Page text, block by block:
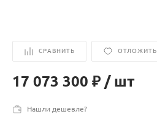
СРАВНИТЬ ОТЛОЖИТЬ
17 073 300 ₽ / шт
Нашли дешевле?